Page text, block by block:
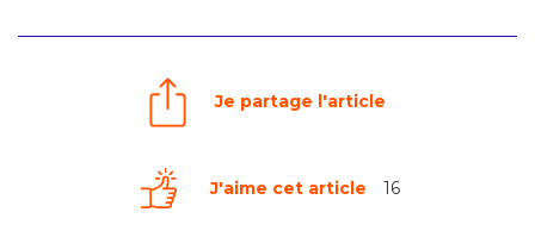
Je partage l'article
J'aime cet article 16